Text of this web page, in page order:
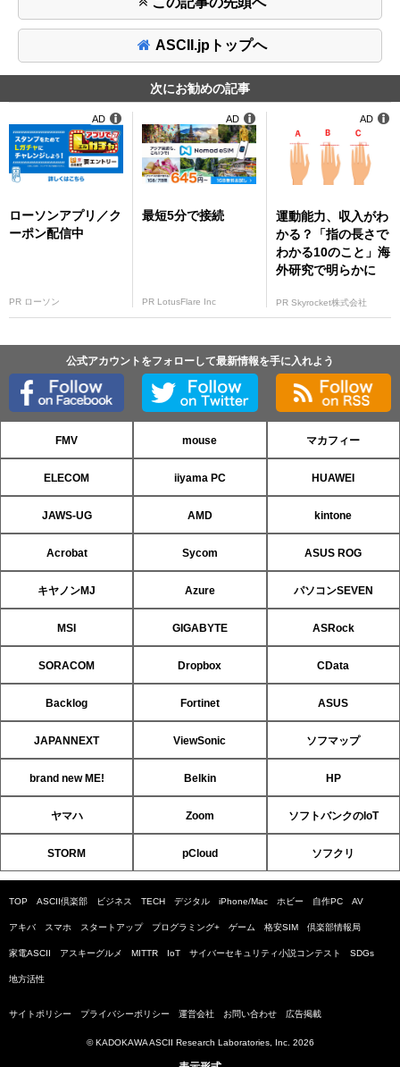
ASCII.jpトップへ
次にお勧めの記事
ローソンアプリ／ク
ーポン配信中
PR ローソン
AD
最短5分で接続
PR LotusFlare Inc
AD
運動能力、収入がわ
かる？「指の長さで
わかる10のこと」海
外研究で明らかに
PR Skyrocket株式会社
AD
公式アカウントをフォローして最新情報を手に入れよう
FMV mouse マカフィー
ELECOM iiyama PC HUAWEI
JAWS-UG AMD kintone
Acrobat Sycom ASUS ROG
キヤノンMJ Azure パソコンSEVEN
MSI GIGABYTE ASRock
SORACOM Dropbox CData
Backlog Fortinet ASUS
JAPANNEXT ViewSonic ソフマップ
brand new ME! Belkin HP
ヤマハ Zoom ソフトバンクのIoT
STORM pCloud ソフクリ
TOP ASCII倶楽部 ビジネス TECH デジタル iPhone/Mac ホビー 自作PC AV
アキバ スマホ スタートアップ プログラミング+ ゲーム 格安SIM 倶楽部情報局
家電ASCII アスキーグルメ MITTR IoT サイバーセキュリティ小説コンテスト SDGs
地方活性
サイトポリシー プライバシーポリシー 運営会社 お問い合わせ 広告掲載
© KADOKAWA ASCII Research Laboratories, Inc. 2026